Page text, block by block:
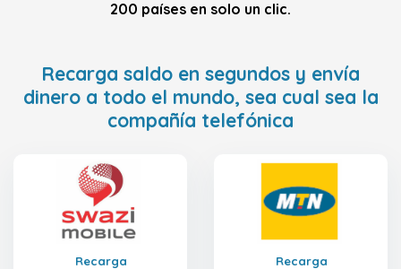
200 países en solo un clic.
Recarga saldo en segundos y envía
dinero a todo el mundo, sea cual sea la
compañía telefónica
Recarga Recarga